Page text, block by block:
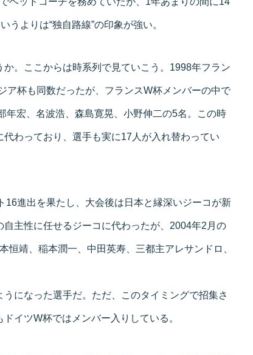
うよりは“独自路線”の印象が強い。
。ここからは時系列で見ていこう。1998年フラン
ア杯も同数だったが、フランスW杯メンバーの中で
年宏、名波浩、森島寛晃、小野伸二の5名。この時
わっており、選手も実に17人が入れ替わってい
進出を果たし、大会後は日本と縁深いジーコが新
主性に任せるジーコに代わったが、2004年2月の
恒靖、稲本潤一、中田英寿、三都主アレサンドロ、
になった選手だ。ただ、このタイミングで招集さ
イツW杯ではメンバー入りしている。